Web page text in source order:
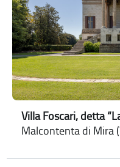
Villa Foscari, detta
Malcontenta di Mira